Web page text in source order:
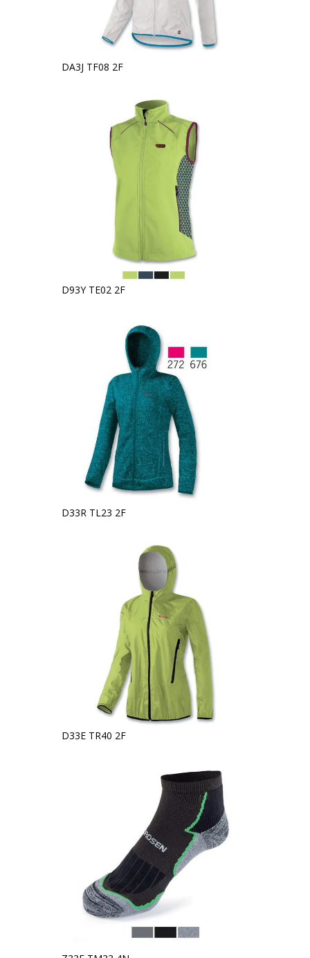
DA3J TF08 2F
D93Y TE02 2F
D33R TL23 2F
D33E TR40 2F